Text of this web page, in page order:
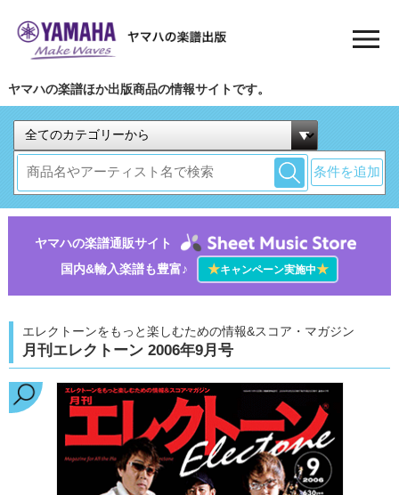
ヤマハの楽譜ほか出版商品の情報サイトです。
条件を追加
ヤマハの楽譜通販サイト
国内&輸入楽譜も豊富♪
★キャンペーン実施中★
エレクトーンをもっと楽しむための情報&スコア・マガジン
月刊エレクトーン 2006年9月号